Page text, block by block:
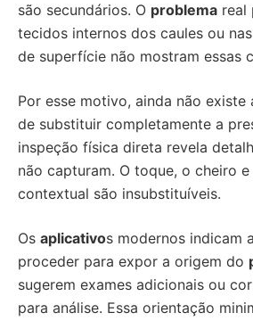
são secundários. O problema real
tecidos internos dos caules ou
de superfície não mostram essas
Por esse motivo, ainda não existe
de substituir completamente a
inspeção física direta revela
não capturam. O toque, o cheiro
contextual são insubstituíveis.
Os aplicativos modernos indicam
proceder para expor a origem do
sugerem exames adicionais ou
para análise. Essa orientação